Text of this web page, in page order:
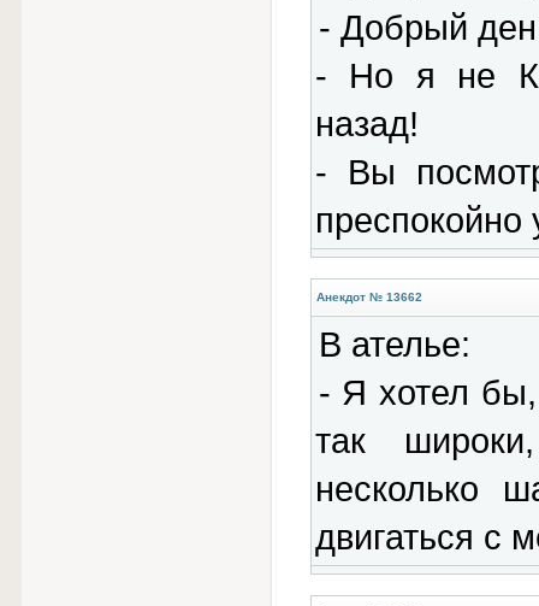
- Добрый
- Но я не
назад!
- Вы
Анекдот № 13662
В ателье:
- Я хотел
так
несколько
двигаться с